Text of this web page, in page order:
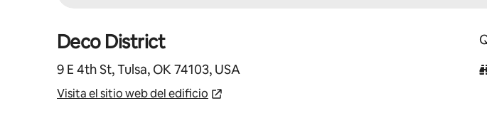
Deco District
9 E 4th St, Tulsa, OK 74103, USA
Visita el sitio web del edificio